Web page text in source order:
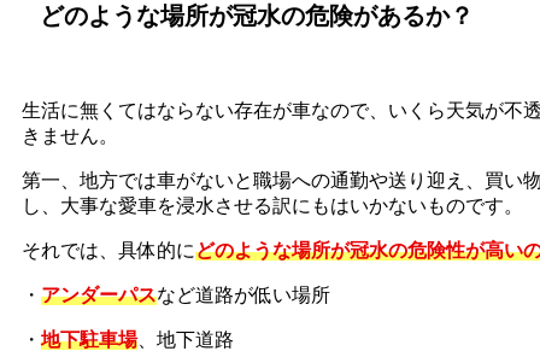
どのような場所が冠水の危険があるか？
生活に無くてはならない存在が車なので、いくら天気が不
きません。
第一、地方では車がないと職場への通勤や送り迎え、買い
し、大事な愛車を浸水させる訳にもはいかないものです。
それでは、具体的にどのような場所が冠水の危険性が高い
・ アンダーパスなど道路が低い場所
・ 地下駐車場、地下道路